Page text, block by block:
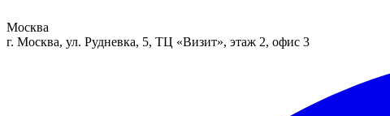
Москва
г. Москва, ул. Рудневка, 5, ТЦ «Визит», этаж 2, офис 3